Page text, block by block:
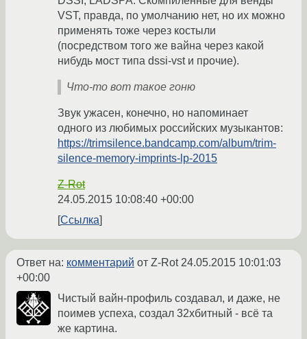
VST, правда, по умолчанию нет, но их можно
применять тоже через костыли
(посредством того же вайна через какой
нибудь мост типа dssi-vst и прочие).
Что-то вот такое гоню
Звук ужасен, конечно, но напоминает
одного из любимых российских музыкантов:
https://trimsilence.bandcamp.com/album/trim-
silence-memory-imprints-lp-2015
Z-Rot
24.05.2015 10:08:40 +00:00
Ссылка
Ответ на: комментарий от Z-Rot24.05.2015 10:01:03
+00:00
Чистый вайн-профиль создавал, и даже, не
поимев успеха, создал 32хбитный - всё та
же картина.